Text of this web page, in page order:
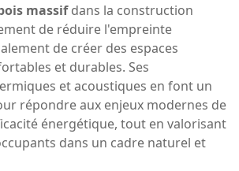
massifdans la construction
de réduire l'empreinte
de créer des espaces
et durables. Ses
et acoustiques en font un
répondre aux enjeux modernes de
énergétique, tout en valorisant
dans un cadre naturel et